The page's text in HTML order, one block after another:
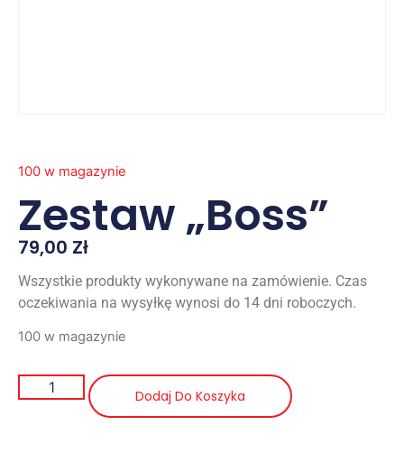
100 w magazynie
Zestaw „Boss”
79,00 Zł
Wszystkie produkty wykonywane na zamówienie. Czas
oczekiwania na wysyłkę wynosi do 14 dni roboczych.
100 w magazynie
Dodaj Do Koszyka